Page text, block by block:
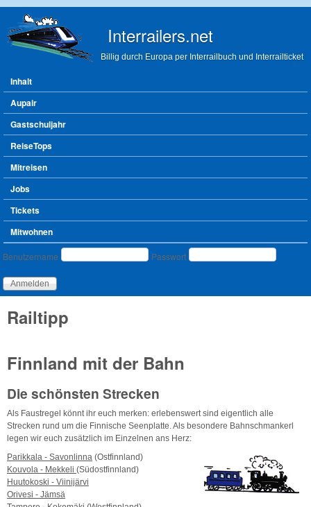
Interrailers.net
Billig durch Europa per Interrailbuch und Interrailticket
Hauptmenü
Inhalt
Aupair
Gastschuljahr
ReiseTops
Mitreisen
Jobs
Tickets
Mitwohnen
Benutzeranmeldung
Benutzername Passwort
Railtipp
Finnland mit der Bahn
Die schönsten Strecken
Als Faustregel könnt ihr euch merken: erlebenswert sind eigentlich alle
Strecken rund um die Finnische Seenplatte. Als besondere Bahnschmankerl
legen wir euch zusätzlich im Einzelnen ans Herz:
Parikkala - Savonlinna (Ostfinnland)
Kouvola - Mekkeli (Südostfinnland)
Huutokoski - Viinijärvi
Orivesi - Jämsä